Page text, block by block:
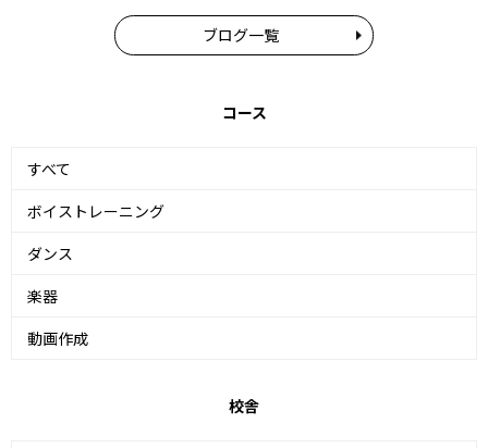
ブログ一覧
コース
すべて
ボイストレーニング
ダンス
楽器
動画作成
校舎